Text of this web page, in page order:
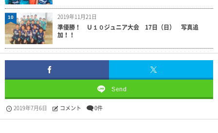
2019年11月21日
準優勝！ Ｕ１０ジュニア大会 17日（日） 写真追
加！！
10
Send
2019年7月6日 コメント 0件